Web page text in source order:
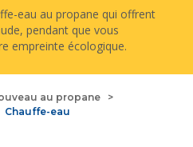
eau au propane qui offrent
pendant que vous
empreinte écologique.
au propane
Chauffe-eau